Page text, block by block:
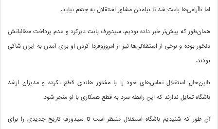
اما ناآرامی‌ها باعث شد تا نیامدن مشاور استقلال به چشم نیاید.
همان‌طور که پیش‌تر خبر داده بودیم، سیدورف بابت دیرکرد و عدم پرداخت مطالباتش
دلخور بوده و برخی از استقلالی‌ها نیز از امروزوفردا کردن او برای آمدن به ایران شاکی
بودند.
بااین‌حال استقلال تماس‌های خود را با مشاور هلندی قطع نکرده و مدیران ارشد
باشگاه تمایل ندارند که این رابطه سرد به قطع همکاری با او منجر شود.
آن طور که شنیدیم باشگاه استقلال منتظر است تا سیدورف تاریخ جدیدی را برای